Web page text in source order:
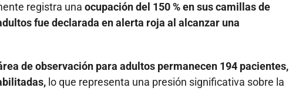
registra una ocupación del 150 % en sus camillas de
fue declarada en alerta roja al alcanzar una
de observación para adultos permanecen 194 pacientes,
lo que representa una presión significativa sobre la